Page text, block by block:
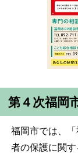
第４次福岡
福岡市では、
者の保護に関